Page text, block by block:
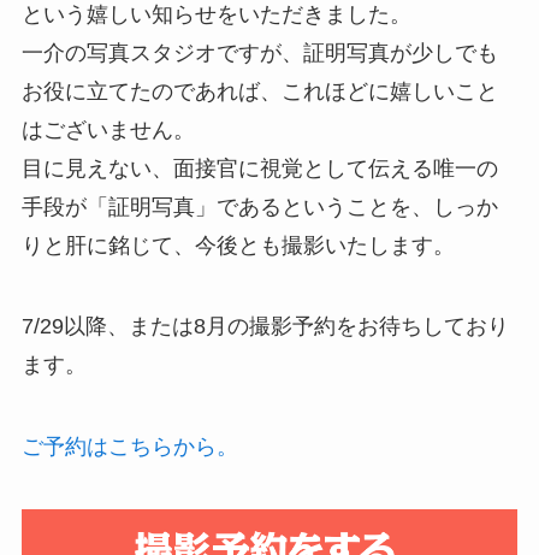
という嬉しい知らせをいただきました。
一介の写真スタジオですが、証明写真が少しでも
お役に立てたのであれば、これほどに嬉しいこと
はございません。
目に見えない、面接官に視覚として伝える唯一の
手段が「証明写真」であるということを、しっか
りと肝に銘じて、今後とも撮影いたします。
7/29以降、または8月の撮影予約をお待ちしており
ます。
ご予約はこちらから。